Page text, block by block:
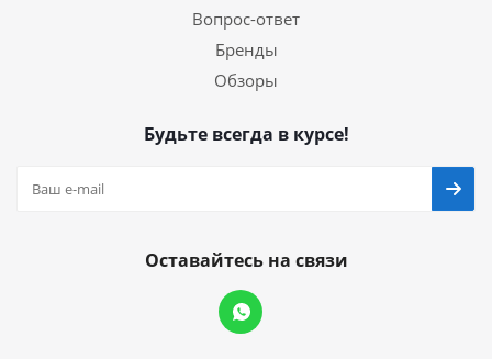
Вопрос-ответ
Бренды
Обзоры
Будьте всегда в курсе!
Оставайтесь на связи